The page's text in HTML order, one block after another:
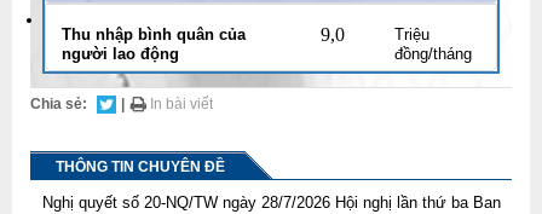
Thu nhập bình quân của
người lao động
9,0
Triệu
đồng/tháng
Chia sẻ: In bài viết
THÔNG TIN CHUYÊN ĐỀ
Nghị quyết số 20-NQ/TW ngày 28/7/2026 Hội nghị lần thứ ba Ban